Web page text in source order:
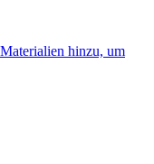
hinzu, um